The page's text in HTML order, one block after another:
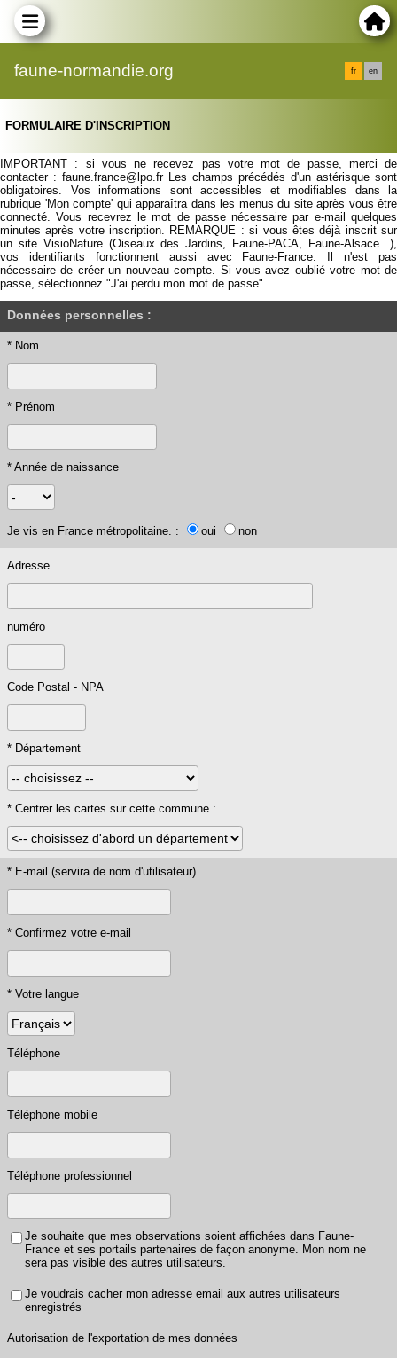
faune-normandie.org fr en
FORMULAIRE D'INSCRIPTION
IMPORTANT : si vous ne recevez pas votre mot de passe, merci de
contacter : faune.france@lpo.fr Les champs précédés d'un astérisque sont
obligatoires. Vos informations sont accessibles et modifiables dans la
rubrique 'Mon compte' qui apparaîtra dans les menus du site après vous être
connecté. Vous recevrez le mot de passe nécessaire par e-mail quelques
minutes après votre inscription. REMARQUE : si vous êtes déjà inscrit sur
un site VisioNature (Oiseaux des Jardins, Faune-PACA, Faune-Alsace...),
vos identifiants fonctionnent aussi avec Faune-France. Il n'est pas
nécessaire de créer un nouveau compte. Si vous avez oublié votre mot de
passe, sélectionnez "J'ai perdu mon mot de passe".
Données personnelles :
* Nom
* Prénom
* Année de naissance
Je vis en France métropolitaine. : oui non
Adresse
numéro
Code Postal - NPA
* Département
* Centrer les cartes sur cette commune :
* E-mail (servira de nom d'utilisateur)
* Confirmez votre e-mail
* Votre langue
Téléphone
Téléphone mobile
Téléphone professionnel
Je souhaite que mes observations soient affichées dans Faune-
France et ses portails partenaires de façon anonyme. Mon nom ne
sera pas visible des autres utilisateurs.
Je voudrais cacher mon adresse email aux autres utilisateurs
enregistrés
Autorisation de l'exportation de mes données